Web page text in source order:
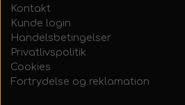
Kontakt
Kunde login
Handelsbetingelser
Privatlivspolitik
Cookies
Fortrydelse og reklamation